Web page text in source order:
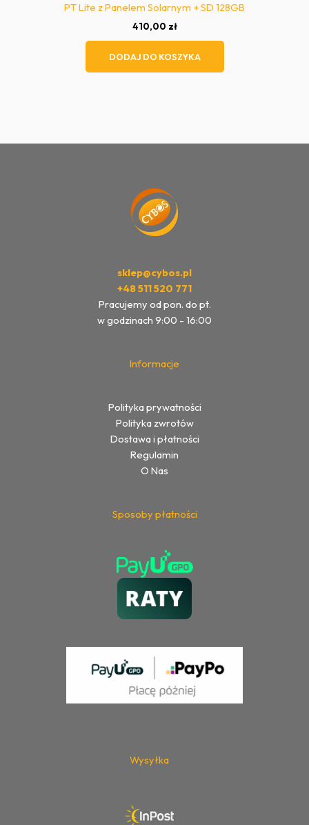
PT Lite z Panelem Solarnym + SD 128GB
410,00 zł
DODAJ DO KOSZYKA
sklep@cybos.pl
+48 511 520 771
Pracujemy od pon. do pt.
w godzinach 9:00 - 16:00
Informacje
Polityka prywatności
Polityka zwrotów
Dostawa i płatności
Regulamin
O Nas
Sposoby płatności
Wysyłka